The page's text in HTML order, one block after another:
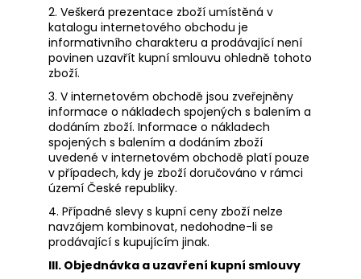
2. Veškerá prezentace zboží umístěná v
katalogu internetového obchodu je
informativního charakteru a prodávající není
povinen uzavřít kupní smlouvu ohledně tohoto
zboží.
3. V internetovém obchodě jsou zveřejněny
informace o nákladech spojených s balením a
dodáním zboží. Informace o nákladech
spojených s balením a dodáním zboží
uvedené v internetovém obchodě platí pouze
v případech, kdy je zboží doručováno v rámci
území České republiky.
4. Případné slevy s kupní ceny zboží nelze
navzájem kombinovat, nedohodne-li se
prodávající s kupujícím jinak.
III. Objednávka a uzavření kupní smlouvy
FRANCOUZSKÉ
ČERVENÉ
SUCHÉ